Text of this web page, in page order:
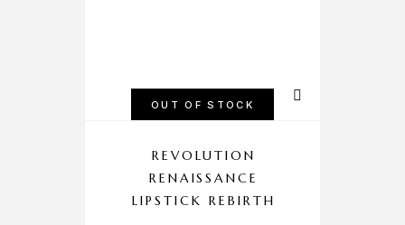
OUT OF STOCK
REVOLUTION
RENAISSANCE
LIPSTICK REBIRTH